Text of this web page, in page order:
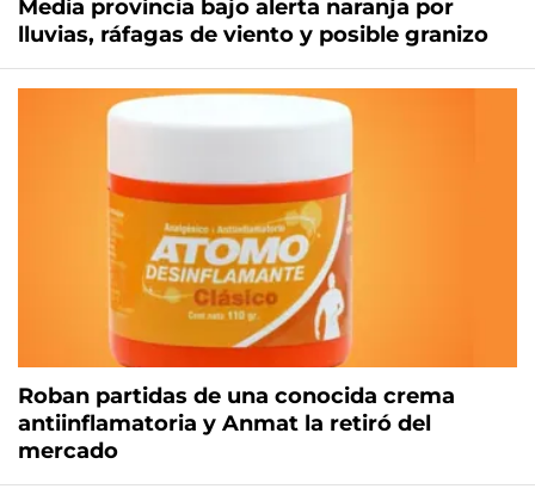
Media provincia bajo alerta naranja por
lluvias, ráfagas de viento y posible granizo
Roban partidas de una conocida crema
antiinflamatoria y Anmat la retiró del
mercado